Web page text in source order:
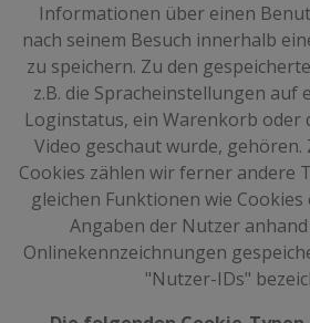
Informationen über einen
nach seinem Besuch innerhalb
zu speichern. Zu den
z.B. die Spracheinstellungen auf
Loginstatus, ein Warenkorb oder
Video geschaut wurde,
Cookies zählen wir ferner andere
gleichen Funktionen wie Cookies
Angaben der Nutzer
Onlinekennzeichnungen
"Nutzer-IDs"